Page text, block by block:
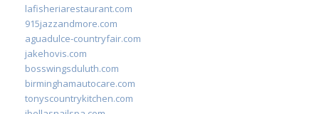
lafisheriarestaurant.com
915jazzandmore.com
aguadulce-countryfair.com
jakehovis.com
bosswingsduluth.com
birminghamautocare.com
tonyscountrykitchen.com